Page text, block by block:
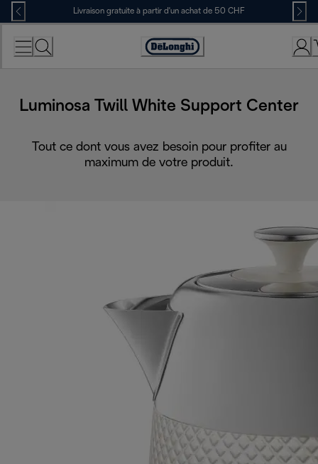
Skip
to
Content
Livraison gratuite à partir d'un achat de 50 CHF
Déclaration
Luminosa Twill White Support Center
Tout ce dont vous avez besoin pour profiter au
maximum de votre produit.